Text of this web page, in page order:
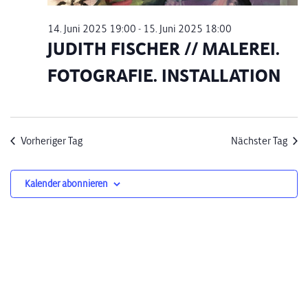
JUDITH FISCHER // MALEREI.
FOTOGRAFIE. INSTALLATION
14. Juni 2025 19:00 - 15. Juni 2025 18:00
Vorheriger Tag Nächster Tag
Kalender abonnieren